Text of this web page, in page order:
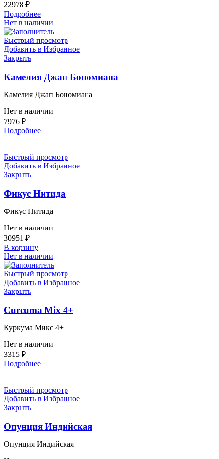
22978 ₽
Подробнее
Нет в наличии
Быстрый просмотр
Добавить в Избранное
Закрыть
Камелия Джап Бономиана
Камелия Джап Бономиана
Нет в наличии
7976 ₽
Подробнее
Быстрый просмотр
Добавить в Избранное
Закрыть
Фикус Нитида
Фикус Нитида
Нет в наличии
30951 ₽
В корзину
Нет в наличии
Быстрый просмотр
Добавить в Избранное
Закрыть
Curcuma Mix 4+
Куркума Микс 4+
Нет в наличии
3315 ₽
Подробнее
Быстрый просмотр
Добавить в Избранное
Закрыть
Опунция Индийская
Опунция Индийская